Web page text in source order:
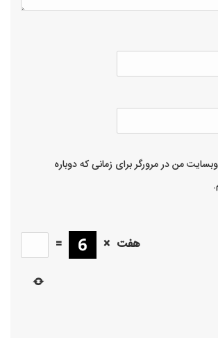
من در مرورگر برای زمانی که دوباره
هفت ×
=